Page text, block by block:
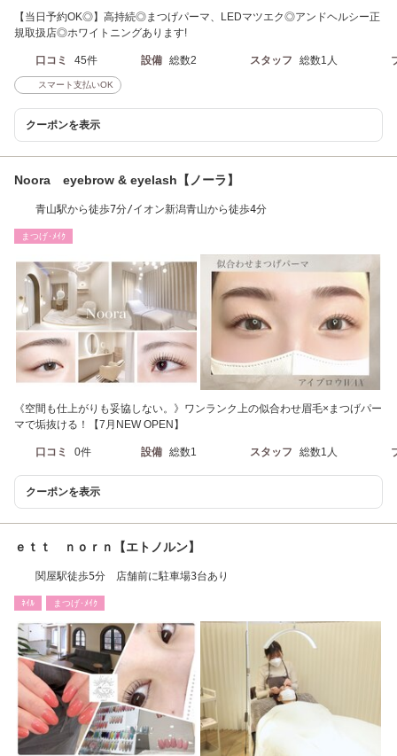
【当日予約OK◎】高持続◎まつげパーマ、LEDマツエク◎アンドヘルシー正
規取扱店◎ホワイトニングあります!
口コミ 45件 設備 総数2 スタッフ 総数1人
スマート支払いOK
クーポンを表示
Noora eyebrow & eyelash【ノーラ】
青山駅から徒歩7分/イオン新潟青山から徒歩4分
まつげ･ﾒｲｸ
《空間も仕上がりも妥協しない。》ワンランク上の似合わせ眉毛×まつげパー
マで垢抜ける！【7月NEW OPEN】
口コミ 0件 設備 総数1 スタッフ 総数1人
クーポンを表示
ｅｔｔ ｎｏｒｎ【エトノルン】
関屋駅徒歩5分 店舗前に駐車場3台あり
ﾈｲﾙ まつげ･ﾒｲｸ